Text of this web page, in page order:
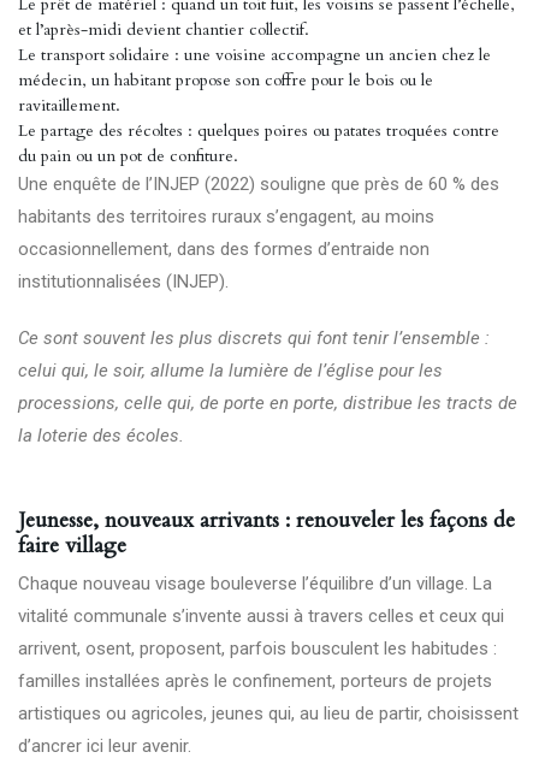
et l’après-midi devient chantier collectif.
Le transport solidaire : une voisine accompagne un ancien chez le
médecin, un habitant propose son coffre pour le bois ou le
ravitaillement.
Le partage des récoltes : quelques poires ou patates troquées contre
du pain ou un pot de confiture.
Une enquête de l’INJEP (2022) souligne que près de 60 % des
habitants des territoires ruraux s’engagent, au moins
occasionnellement, dans des formes d’entraide non
institutionnalisées (INJEP).
Ce sont souvent les plus discrets qui font tenir l’ensemble :
celui qui, le soir, allume la lumière de l’église pour les
processions, celle qui, de porte en porte, distribue les tracts de
la loterie des écoles.
Jeunesse, nouveaux arrivants : renouveler les façons de
faire village
Chaque nouveau visage bouleverse l’équilibre d’un village. La
vitalité communale s’invente aussi à travers celles et ceux qui
arrivent, osent, proposent, parfois bousculent les habitudes :
familles installées après le confinement, porteurs de projets
artistiques ou agricoles, jeunes qui, au lieu de partir, choisissent
d’ancrer ici leur avenir.